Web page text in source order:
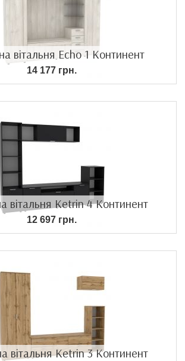
вітальня Echo 1 Континент
14 177 грн.
вітальня Ketrin 4 Континент
12 697 грн.
вітальня Ketrin 3 Континент